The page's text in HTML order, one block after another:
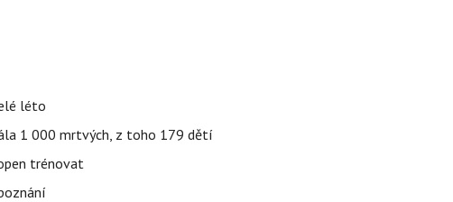
léto
1 000 mrtvých, z toho 179 dětí
trénovat